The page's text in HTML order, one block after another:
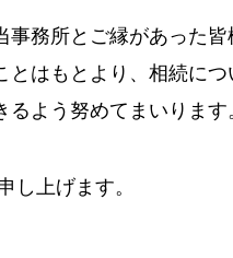
事務所とご縁があった
はもとより、相続につ
よう努めてまいります。
し上げます。